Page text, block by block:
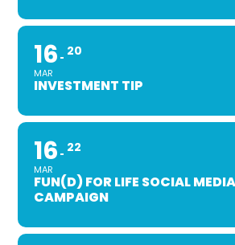
16
MAR
20
INVESTMENT TIP
16
MAR
22
FUN(D) FOR LIFE SOCIAL
CAMPAIGN